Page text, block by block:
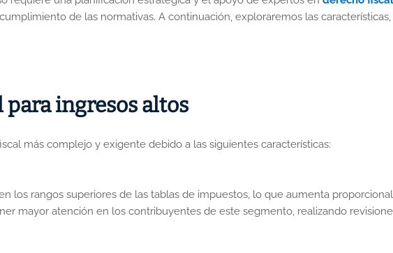
de las normativas. A continuación, exploraremos las
para ingresos altos
más complejo y exigente debido a las siguientes características:
los rangos superiores de las tablas de impuestos, lo que aumenta
mayor atención en los contribuyentes de este segmento, realizando